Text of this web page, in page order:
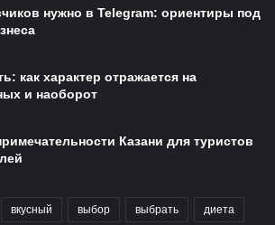
нужно в Telegram: ориентиры под
как характер отражается на
и наоборот
Казани для туристов
вкусный выбор выбрать диета